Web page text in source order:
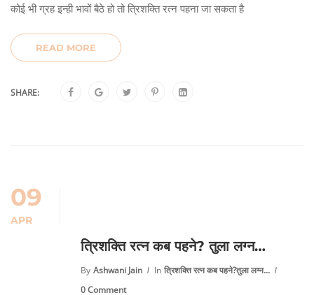
कोई भी ग्रह इन्ही भावों बैठे हो तो त्रिशक्ति रत्न पहना जा सकता है
READ MORE
SHARE:
09
APR
त्रिशक्ति रत्न कब पहने? तुला लग्न…
By Ashwani Jain In त्रिशक्ति रत्न कब पहने?तुला लग्न...
0 Comment